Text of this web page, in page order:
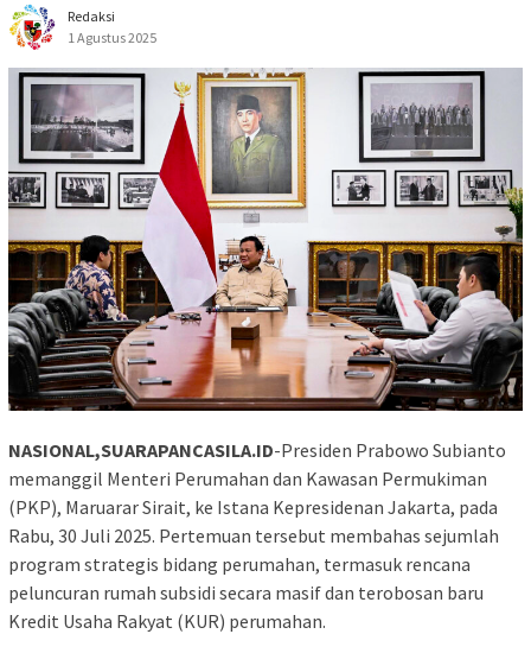
Redaksi
1 Agustus 2025
NASIONAL,SUARAPANCASILA.ID-Presiden Prabowo Subianto
memanggil Menteri Perumahan dan Kawasan Permukiman
(PKP), Maruarar Sirait, ke Istana Kepresidenan Jakarta, pada
Rabu, 30 Juli 2025. Pertemuan tersebut membahas sejumlah
program strategis bidang perumahan, termasuk rencana
peluncuran rumah subsidi secara masif dan terobosan baru
Kredit Usaha Rakyat (KUR) perumahan.